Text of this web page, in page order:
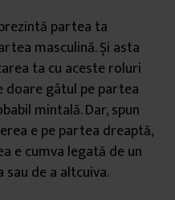
partea ta
masculină. Și asta
ta cu aceste roluri
doare gâtul pe partea
mintală. Dar, spun
e pe partea dreaptă,
e cumva legată de un
de a altcuiva.